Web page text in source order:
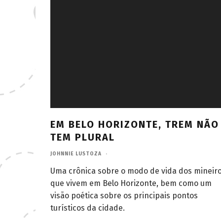
EM BELO HORIZONTE, TREM NÃO
TEM PLURAL
JOHNNIE LUSTOZA ·
Uma crônica sobre o modo de vida dos
que vivem em Belo Horizonte, bem como um
visão poética sobre os principais pontos
turísticos da cidade.